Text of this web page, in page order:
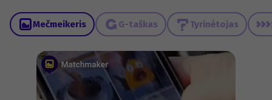
Mečmeikeris G-taškas Tyrinėtojas